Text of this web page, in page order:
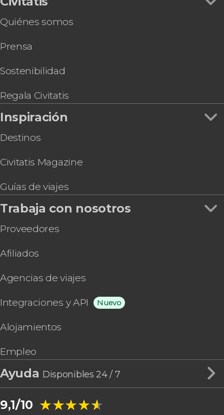
Quiénes somos
Prensa
Sostenibilidad
Regala Civitatis
Inspiración
Destinos
Civitatis Magazine
Guías de viajes
Trabaja con nosotros
Proveedores
Afiliados
Agencias de viajes
Integraciones y API Nuevo
Alojamientos
Empleo
Ayuda Disponibles 24 / 7
9,1/10 ★★★★★
★★★★★